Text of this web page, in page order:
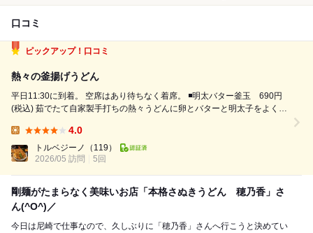
口コミ
ピックアップ！口コミ
熱々の釜揚げうどん
平日11:30に到着。 空席はあり待ちなく着席。 ◾️明太バター釜玉 690円
(税込) 茹でたて自家製手打ちの熱々うどんに卵とバターと明太子をよく混
お腹が空いていたので麺増量しようかと思いましたが、このお店は1玉で
も十...
4.0
トルベジーノ
（119）
2026/05 訪問
5回
剛麺がたまらなく美味いお店「本格さぬきうどん 穂乃香」さ
ん(^O^)／
今日は尼崎で仕事なので、久しぶりに「穂乃香」さんへ行こうと決めてい